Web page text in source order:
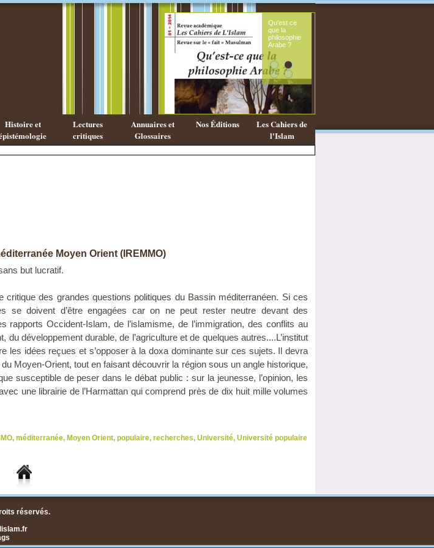
?
Qu'est ce
que la
philosophie
Arabe ?
Histoire et
Lectures
critiques
Annuaires et
Glossaires
Nos Éditions
Les Cahiers de
l'Islam
Moyen Orient (IREMMO)
but lucratif.
critique des grandes questions politiques du Bassin méditerranéen. Si ces
se doivent d’être engagées car on ne peut rester neutre devant des
rapports Occident-Islam, de l’islamisme, de l’immigration, des conflits au
développement durable, de l’agriculture et de quelques autres....L’institut
les idées reçues et s’opposer à la doxa dominante sur ces sujets. Il devra
Moyen-Orient, tout en faisant découvrir la région sous un angle historique,
susceptible de peser dans le débat public : sur la jeunesse, l’opinion, les
une librairie de l’Harmattan qui comprend près de dix huit mille volumes
, méditerranée, Moyen Orient, populaire, recherches, Université, Université populaire
réservés.